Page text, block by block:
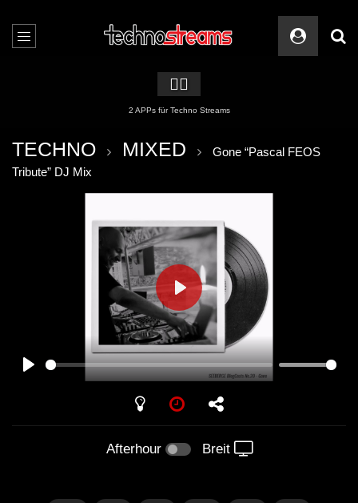
🏳️‍🌈
2 APPs für Techno Streams
TECHNO MIXED
Gone “Pascal FEOS
Tribute” DJ Mix
PLAY
Afterhour Breit